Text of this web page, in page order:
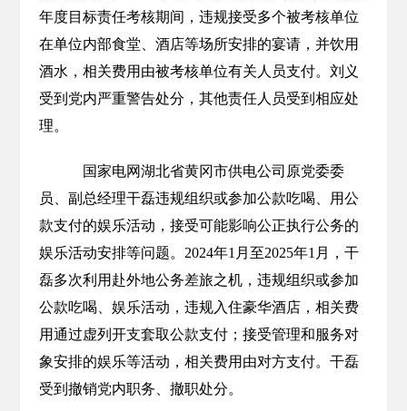
年度目标责任考核期间，违规接受多个被考核单位
在单位内部食堂、酒店等场所安排的宴请，并饮用
酒水，相关费用由被考核单位有关人员支付。刘义
受到党内严重警告处分，其他责任人员受到相应处
理。
国家电网湖北省黄冈市供电公司原党委委
员、副总经理干磊违规组织或参加公款吃喝、用公
款支付的娱乐活动，接受可能影响公正执行公务的
娱乐活动安排等问题。2024年1月至2025年1月，干
磊多次利用赴外地公务差旅之机，违规组织或参加
公款吃喝、娱乐活动，违规入住豪华酒店，相关费
用通过虚列开支套取公款支付；接受管理和服务对
象安排的娱乐等活动，相关费用由对方支付。干磊
受到撤销党内职务、撤职处分。